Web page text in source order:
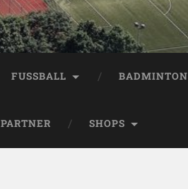
FUSSBALL BADMINTON
PARTNER SHOPS